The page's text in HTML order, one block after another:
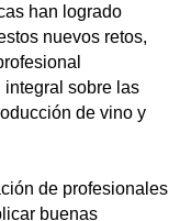
han logrado
nuevos retos,
sobre las
de vino y
de profesionales
buenas